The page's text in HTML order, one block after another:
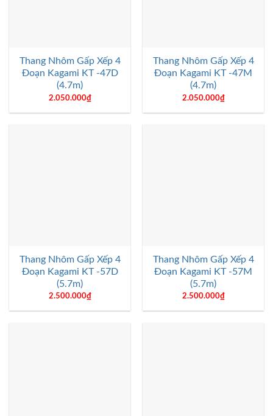
Thang Nhôm Gấp Xếp 4
Đoạn Kagami KT -47D
(4.7m)
2.050.000₫
Thang Nhôm Gấp Xếp 4
Đoạn Kagami KT -47M
(4.7m)
2.050.000₫
Thang Nhôm Gấp Xếp 4
Đoạn Kagami KT -57D
(5.7m)
2.500.000₫
Thang Nhôm Gấp Xếp 4
Đoạn Kagami KT -57M
(5.7m)
2.500.000₫